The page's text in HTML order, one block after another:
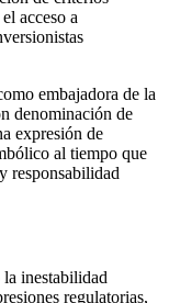
acceso a
embajadora de la
denominación de
expresión de
al tiempo que
responsabilidad
inestabilidad
regulatorias,